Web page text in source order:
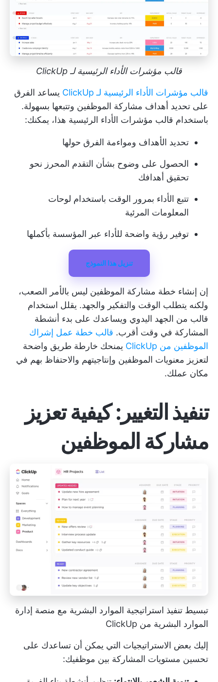
قالب مؤشرات الأداء الرئيسية لـ ClickUp
قالب مؤشرات الأداء الرئيسية لـ ClickUp
يساعد الفرق
على تحديد أهداف مشاركة الموظفين وتتبعها بسهولة.
باستخدام قالب مؤشرات الأداء الرئيسية هذا، يمكنك:
تحديد الأهداف ومواءمة الفرق حولها
الحصول على وضوح بشأن التقدم المحرز نحو
تحقيق أهدافك
تتبع الأداء بمرور الوقت باستخدام لوحات
المعلومات المرئية
توفير رؤية واضحة للأداء عبر المؤسسة بأكملها
تنزيل هذا النموذج
إن إنشاء خطة مشاركة الموظفين ليس بالأمر الصعب،
ولكنه يتطلب الوقت والتفكير والجهد. يقلل استخدام
قالب من الجهد اليدوي ويساعدك على بدء أنشطة
المشاركة في وقت أقرب. قالب خطة عمل إشراك
الموظفين من ClickUp
يمنحك خارطة طريق واضحة
لتعزيز معنويات الموظفين وإنتاجيتهم والاحتفاظ بهم في
مكان عملك.
تنفيذ التغيير: كيفية تعزيز
مشاركة الموظفين
تبسيط تنفيذ استراتيجية الموارد البشرية مع منصة إدارة
الموارد البشرية من ClickUp
إليك بعض الاستراتيجيات التي يمكن أن تساعدك على
تحسين مستويات المشاركة بين موظفيك: